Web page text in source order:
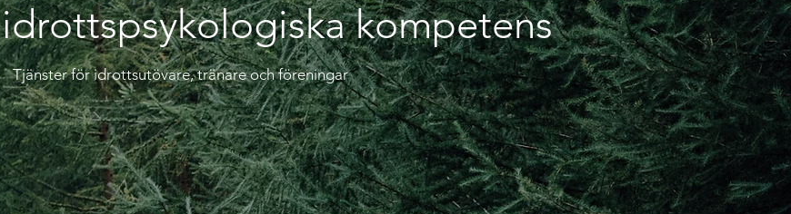
kompetens
Tjänster för idrottsutövare, tränare och föreningar